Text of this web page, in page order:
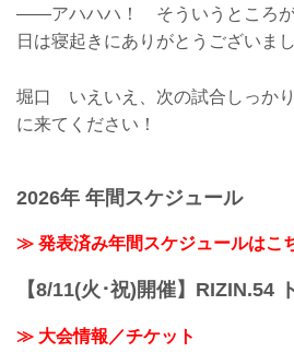
――アハハハ！ そういうところ
日は寝起きにありがとうございまし
堀口 いえいえ、次の試合しっか
に来てください！
2026年 年間スケジュール
≫ 発表済み年間スケジュールはこ
【8/11(火･祝)開催】RIZIN.54
≫ 大会情報／チケット